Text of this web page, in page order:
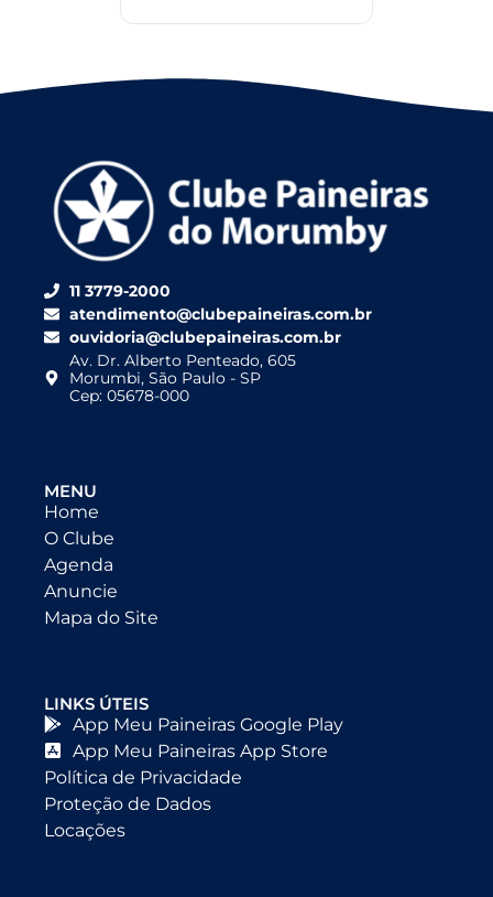
11 3779-2000
atendimento@clubepaineiras.com.br
ouvidoria@clubepaineiras.com.br
Av. Dr. Alberto Penteado, 605
Morumbi, São Paulo - SP
Cep: 05678-000
MENU
Home
O Clube
Agenda
Anuncie
Mapa do Site
LINKS ÚTEIS
App Meu Paineiras Google Play
App Meu Paineiras App Store
Política de Privacidade
Proteção de Dados
Locações